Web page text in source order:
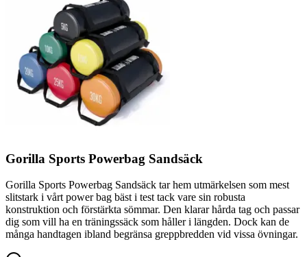
Gorilla Sports Powerbag Sandsäck
Gorilla Sports Powerbag Sandsäck tar hem utmärkelsen som mest
slitstark i vårt power bag bäst i test tack vare sin robusta
konstruktion och förstärkta sömmar. Den klarar hårda tag och passar
dig som vill ha en träningssäck som håller i längden. Dock kan de
många handtagen ibland begränsa greppbredden vid vissa övningar.